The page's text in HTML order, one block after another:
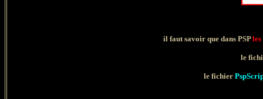
il faut savoir que dans PSP
le
le fichier